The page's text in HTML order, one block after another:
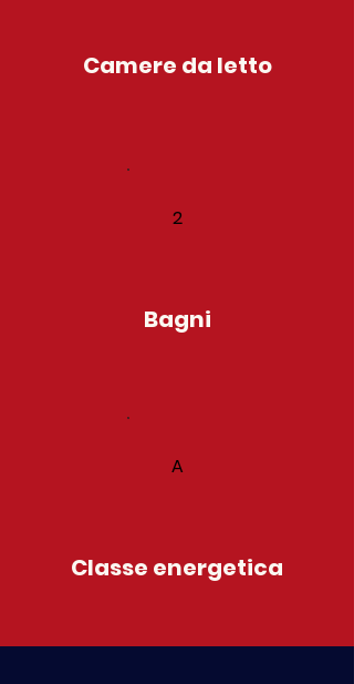
Camere da letto
2
Bagni
A
Classe energetica